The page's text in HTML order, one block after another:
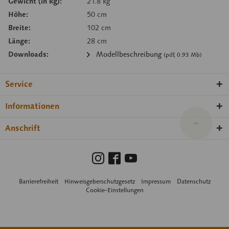
Höhe:
50 cm
Breite:
102 cm
Länge:
28 cm
Downloads:
Modellbeschreibung (pdf, 0.93 Mb)
Service
Informationen
Anschrift
Barrierefreiheit Hinweisgeberschutzgesetz Impressum
Datenschutz
Cookie-Einstellungen